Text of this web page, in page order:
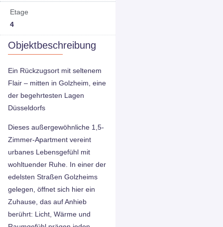
Etage
4
Objektbeschreibung
Ein Rückzugsort mit seltenem
Flair – mitten in Golzheim, eine
der begehrtesten Lagen
Düsseldorfs
Dieses außergewöhnliche 1,5-
Zimmer-Apartment vereint
urbanes Lebensgefühl mit
wohltuender Ruhe. In einer der
edelsten Straßen Golzheims
gelegen, öffnet sich hier ein
Zuhause, das auf Anhieb
berührt: Licht, Wärme und